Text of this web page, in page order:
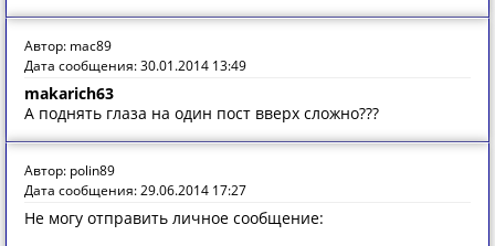
Автор: mac89
Дата сообщения: 30.01.2014 13:49
makarich63
А поднять глаза на один пост вверх сложно???
Автор: polin89
Дата сообщения: 29.06.2014 17:27
Не могу отправить личное сообщение: